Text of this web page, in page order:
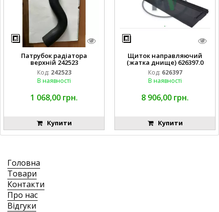
Патрубок радіатора
верхній 242523
Код: 242523
В наявності
1 068,00 грн.
Купити
Щиток направляючий
(жатка днище) 626397.0
Код: 626397
В наявності
8 906,00 грн.
Купити
Головна
Товари
Контакти
Про нас
Відгуки